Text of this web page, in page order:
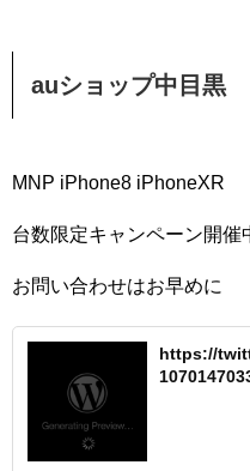
auショップ中目黒
MNP iPhone8 iPhoneXR
台数限定キャンペーン開催
お問い合わせはお早めに
https://